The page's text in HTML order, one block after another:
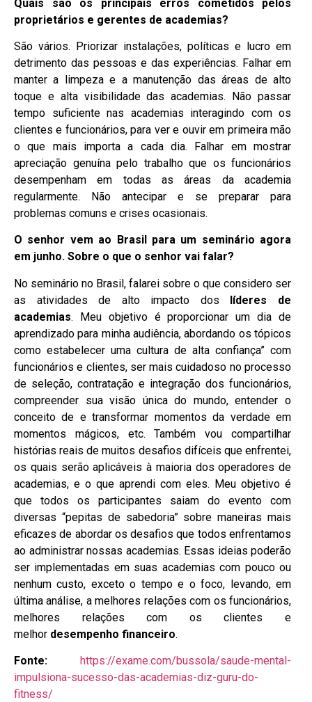
Quais são os principais erros cometidos pelos
proprietários e gerentes de academias?
São vários. Priorizar instalações, políticas e lucro em
detrimento das pessoas e das experiências. Falhar em
manter a limpeza e a manutenção das áreas de alto
toque e alta visibilidade das academias. Não passar
tempo suficiente nas academias interagindo com os
clientes e funcionários, para ver e ouvir em primeira mão
o que mais importa a cada dia. Falhar em mostrar
apreciação genuína pelo trabalho que os funcionários
desempenham em todas as áreas da academia
regularmente. Não antecipar e se preparar para
problemas comuns e crises ocasionais.
O senhor vem ao Brasil para um seminário agora
em junho. Sobre o que o senhor vai falar?
No seminário no Brasil, falarei sobre o que considero ser
as atividades de alto impacto dos líderes de
academias. Meu objetivo é proporcionar um dia de
aprendizado para minha audiência, abordando os tópicos
como estabelecer uma cultura de alta confiança” com
funcionários e clientes, ser mais cuidadoso no processo
de seleção, contratação e integração dos funcionários,
compreender sua visão única do mundo, entender o
conceito de e transformar momentos da verdade em
momentos mágicos, etc. Também vou compartilhar
histórias reais de muitos desafios difíceis que enfrentei,
os quais serão aplicáveis à maioria dos operadores de
academias, e o que aprendi com eles. Meu objetivo é
que todos os participantes saiam do evento com
diversas “pepitas de sabedoria” sobre maneiras mais
eficazes de abordar os desafios que todos enfrentamos
ao administrar nossas academias. Essas ideias poderão
ser implementadas em suas academias com pouco ou
nenhum custo, exceto o tempo e o foco, levando, em
última análise, a melhores relações com os funcionários,
melhores relações com os clientes e
melhor desempenho financeiro.
Fonte:
https://exame.com/bussola/saude-mental-
impulsiona-sucesso-das-academias-diz-guru-do-
fitness/